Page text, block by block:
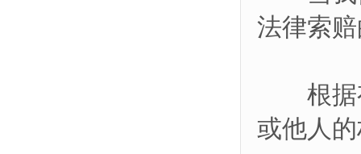
法律索
根据有
或他人